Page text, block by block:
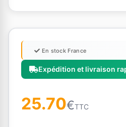
Expédition et livraison
En stock France
25.70€TTC